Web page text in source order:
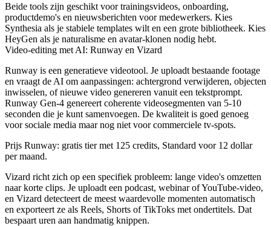
Beide tools zijn geschikt voor trainingsvideos, onboarding,
productdemo's en nieuwsberichten voor medewerkers. Kies
Synthesia als je stabiele templates wilt en een grote bibliotheek. Kies
HeyGen als je naturalisme en avatar-klonen nodig hebt.
Video-editing met AI: Runway en Vizard
Runway is een generatieve videotool. Je uploadt bestaande footage
en vraagt de AI om aanpassingen: achtergrond verwijderen, objecten
inwisselen, of nieuwe video genereren vanuit een tekstprompt.
Runway Gen-4 genereert coherente videosegmenten van 5-10
seconden die je kunt samenvoegen. De kwaliteit is goed genoeg
voor sociale media maar nog niet voor commerciele tv-spots.
Prijs Runway: gratis tier met 125 credits, Standard voor 12 dollar
per maand.
Vizard richt zich op een specifiek probleem: lange video's omzetten
naar korte clips. Je uploadt een podcast, webinar of YouTube-video,
en Vizard detecteert de meest waardevolle momenten automatisch
en exporteert ze als Reels, Shorts of TikToks met ondertitels. Dat
bespaart uren aan handmatig knippen.